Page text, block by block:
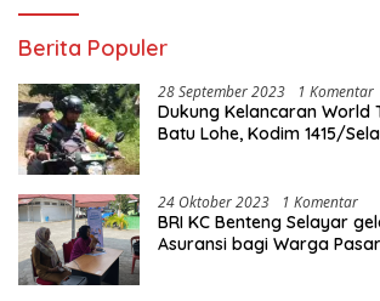
Berita Populer
28 September 2023 1 Komentar
Dukung Kelancaran World
Batu Lohe, Kodim 1415/
24 Oktober 2023 1 Komentar
BRI KC Benteng Selayar
Asuransi bagi Warga